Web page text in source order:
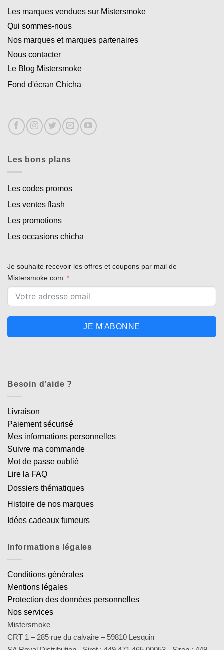
Les marques vendues sur Mistersmoke
Qui sommes-nous
Nos marques et marques partenaires
Nous contacter
Le Blog Mistersmoke
Fond d'écran Chicha
Les bons plans
Les codes promos
Les ventes flash
Les promotions
Les occasions chicha
Je souhaite recevoir les offres et coupons par mail de
Mistersmoke.com
JE M'ABONNE
Besoin d’aide ?
Livraison
Paiement sécurisé
Mes informations personnelles
Suivre ma commande
Mot de passe oublié
Lire la FAQ
Dossiers thématiques
Histoire de nos marques
Idées cadeaux fumeurs
Informations légales
Conditions générales
Mentions légales
Protection des données personnelles
Nos services
Mistersmoke
CRT 1 – 285 rue du calvaire – 59810 Lesquin